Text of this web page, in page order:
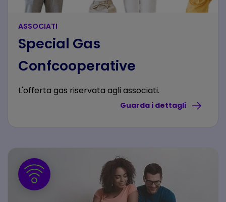
ASSOCIATI
Special Gas
Confcooperative
L'offerta gas riservata agli associati.
Guarda i dettagli